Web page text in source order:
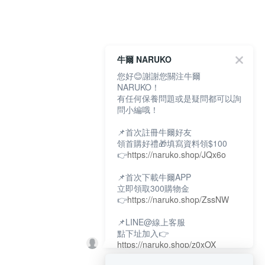
牛爾 NARUKO
您好😊謝謝您關注牛爾
NARUKO！
有任何保養問題或是疑問都可以詢
問小編哦！
📌首次註冊牛爾好友
領首購好禮🎁填寫資料領$100
👉https://naruko.shop/JQx6o
📌首次下載牛爾APP
立即領取300購物金
👉https://naruko.shop/ZssNW
📌LINE@線上客服
點下址加入👉
https://naruko.shop/z0xOX